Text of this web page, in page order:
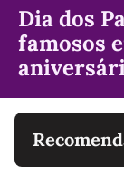
Dia dos
famosos